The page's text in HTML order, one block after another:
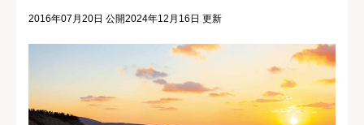
2016年07月20日 公開2024年12月16日 更新